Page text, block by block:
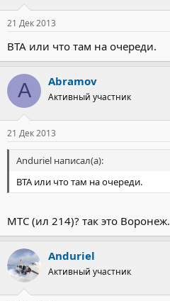
21 Дек 2013
ВТА или что там на очереди.
A Abramov
Активный участник
21 Дек 2013
Anduriel написал(а):
ВТА или что там на очереди.
МТС (ил 214)? так это Воронеж.
Anduriel
Активный участник